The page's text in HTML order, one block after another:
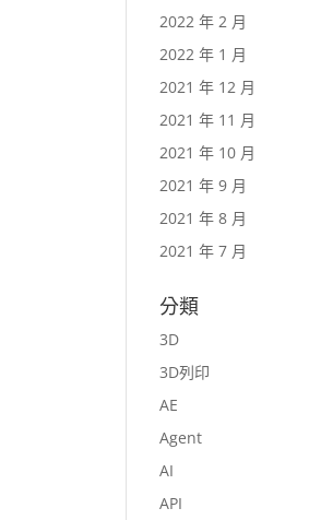
2022 年 2 月
2022 年 1 月
2021 年 12 月
2021 年 11 月
2021 年 10 月
2021 年 9 月
2021 年 8 月
2021 年 7 月
分類
3D
3D列印
AE
Agent
AI
API